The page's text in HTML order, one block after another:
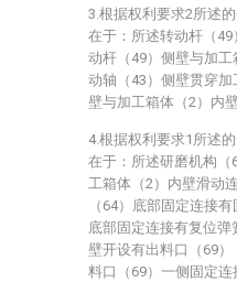
3.根据权利要求2所述
在于：所述转动杆（
动杆（49）侧壁与加
动轴（43）侧壁贯穿
壁与加工箱体（2）内
4.根据权利要求1所述
在于：所述研磨机构（
工箱体（2）内壁滑动
（64）底部固定连接
底部固定连接有复位弹
壁开设有出料口（69
料口（69）一侧固定